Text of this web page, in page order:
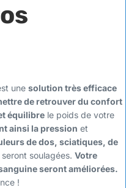
une solution très efficace
de retrouver du confort
équilibre le poids de votre
ainsi la pression et
de dos, sciatiques, de
soulagées. Votre
seront améliorées.
!